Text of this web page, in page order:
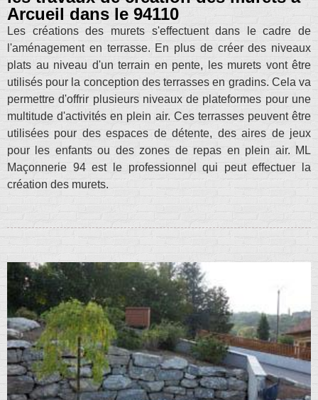
Arcueil dans le 94110
Les créations des murets s'effectuent dans le cadre de
l'aménagement en terrasse. En plus de créer des niveaux
plats au niveau d'un terrain en pente, les murets vont être
utilisés pour la conception des terrasses en gradins. Cela va
permettre d'offrir plusieurs niveaux de plateformes pour une
multitude d'activités en plein air. Ces terrasses peuvent être
utilisées pour des espaces de détente, des aires de jeux
pour les enfants ou des zones de repas en plein air. ML
Maçonnerie 94 est le professionnel qui peut effectuer la
création des murets.